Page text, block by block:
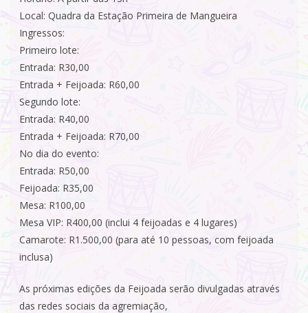
Local: Quadra da Estação Primeira de Mangueira
Ingressos:
Primeiro lote:
Entrada: R30,00
Entrada + Feijoada: R60,00
Segundo lote:
Entrada: R40,00
Entrada + Feijoada: R70,00
No dia do evento:
Entrada: R50,00
Feijoada: R35,00
Mesa: R100,00
Mesa VIP: R400,00 (inclui 4 feijoadas e 4 lugares)
Camarote: R1.500,00 (para até 10 pessoas, com feijoada
inclusa)
As próximas edições da Feijoada serão divulgadas através
das redes sociais da agremiação,